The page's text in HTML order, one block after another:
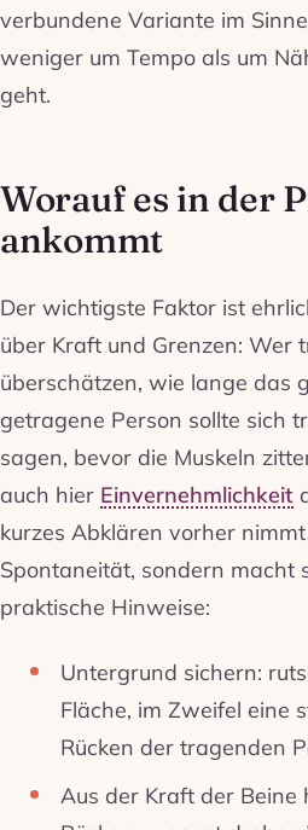
verbundene Variante im
weniger um Tempo als um
geht.
Worauf es in der
ankommt
Der wichtigste Faktor ist
über Kraft und Grenzen: Wer
überschätzen, wie lange das
getragene Person sollte sich
sagen, bevor die Muskeln
auch hier Einvernehmlichkeit
kurzes Abklären vorher
Spontaneität, sondern macht
praktische Hinweise:
Untergrund sichern:
Fläche, im Zweifel eine
Rücken der tragenden
Aus der Kraft der Beine